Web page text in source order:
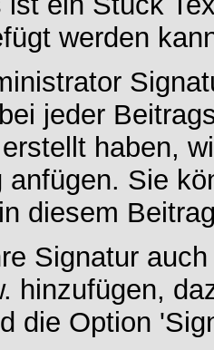
werden
jeder
haben,
anfügen. Sie
diesem
Signatur
hinzufügen,
die Option